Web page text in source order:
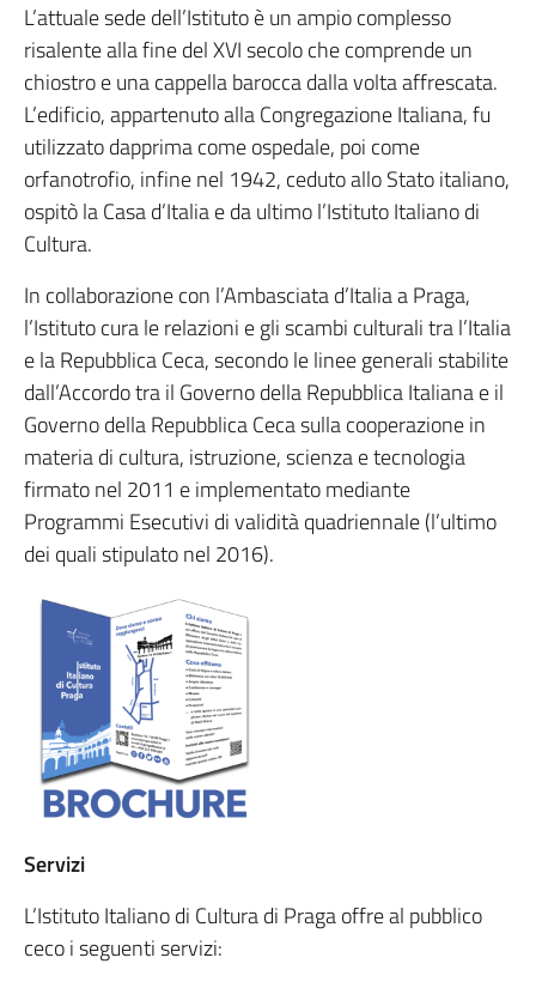
L’attuale sede dell’Istituto è un ampio complesso
risalente alla fine del XVI secolo che comprende un
chiostro e una cappella barocca dalla volta affrescata.
L’edificio, appartenuto alla Congregazione Italiana, fu
utilizzato dapprima come ospedale, poi come
orfanotrofio, infine nel 1942, ceduto allo Stato italiano,
ospitò la Casa d’Italia e da ultimo l’Istituto Italiano di
Cultura.
In collaborazione con l’Ambasciata d’Italia a Praga,
l’Istituto cura le relazioni e gli scambi culturali tra l’Italia
e la Repubblica Ceca, secondo le linee generali stabilite
dall’Accordo tra il Governo della Repubblica Italiana e il
Governo della Repubblica Ceca sulla cooperazione in
materia di cultura, istruzione, scienza e tecnologia
firmato nel 2011 e implementato mediante
Programmi Esecutivi di validità quadriennale (l’ultimo
dei quali stipulato nel 2016).
Servizi
L’Istituto Italiano di Cultura di Praga offre al pubblico
ceco i seguenti servizi: